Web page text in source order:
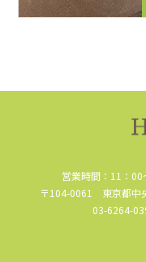
営業時間：11：
〒104-0061 東京都中
03-6264-